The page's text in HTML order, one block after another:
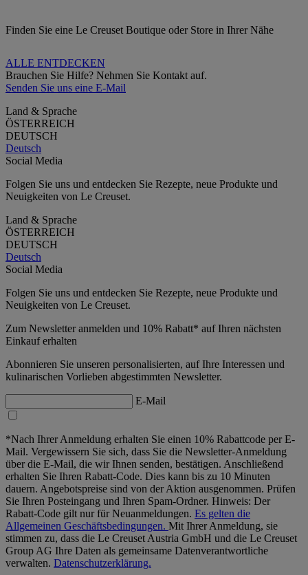
Finden Sie eine Le Creuset Boutique oder Store in Ihrer Nähe
ALLE ENTDECKEN
Brauchen Sie Hilfe? Nehmen Sie Kontakt auf.
Senden Sie uns eine E-Mail
Land & Sprache
ÖSTERREICH
DEUTSCH
Deutsch
Social Media
Folgen Sie uns und entdecken Sie Rezepte, neue Produkte und
Neuigkeiten von Le Creuset.
Land & Sprache
ÖSTERREICH
DEUTSCH
Deutsch
Social Media
Folgen Sie uns und entdecken Sie Rezepte, neue Produkte und
Neuigkeiten von Le Creuset.
Zum Newsletter anmelden und 10% Rabatt* auf Ihren nächsten
Einkauf erhalten
Abonnieren Sie unseren personalisierten, auf Ihre Interessen und
kulinarischen Vorlieben abgestimmten Newsletter.
E-Mail
*Nach Ihrer Anmeldung erhalten Sie einen 10% Rabattcode per E-
Mail. Vergewissern Sie sich, dass Sie die Newsletter-Anmeldung
über die E-Mail, die wir Ihnen senden, bestätigen. Anschließend
erhalten Sie Ihren Rabatt-Code. Dies kann bis zu 10 Minuten
dauern. Angebotspreise sind von der Aktion ausgenommen. Prüfen
Sie Ihren Posteingang und Ihren Spam-Ordner. Hinweis: Der
Rabatt-Code gilt nur für Neuanmeldungen. Es gelten die
Allgemeinen Geschäftsbedingungen. Mit Ihrer Anmeldung, sie
stimmen zu, dass die Le Creuset Austria GmbH und die Le Creuset
Group AG Ihre Daten als gemeinsame Datenverantwortliche
verwalten. Datenschutzerklärung.